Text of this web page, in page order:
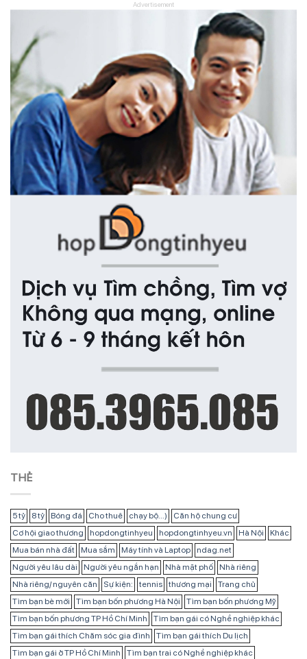
Advertisement
THẺ
5 tỷ 8 tỷ Bóng đá Cho thuê chạy bộ...)
Căn hộ chung cư
Cơ hội giao thương
hopdongtinhyeu hopdongtinhyeu.vn Hà Nội
Khác
Mua bán nhà đất
Mua sắm Máy tính và Laptop
ndag.net
Người yêu lâu dài
Người yêu ngắn hạn Nhà mặt phố
Nhà riêng
Nhà riêng/ nguyên căn
Sự kiện: tennis thương mại
Trang chủ
Tìm bạn bè mới
Tìm bạn bốn phương Hà Nội
Tìm bạn bốn phương Mỹ
Tìm bạn bốn phương TP Hồ Chí Minh
Tìm bạn gái có Nghề nghiệp khác
Tìm bạn gái thích Chăm sóc gia đình
Tìm bạn gái thích Du lịch
Tìm bạn gái ở TP Hồ Chí Minh
Tìm bạn trai có Nghề nghiệp khác